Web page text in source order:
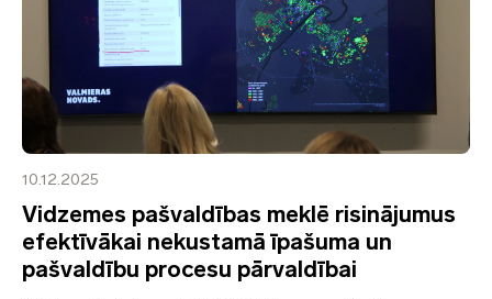
10.12.2025
Vidzemes pašvaldības meklē risinājumus
efektīvākai nekustamā īpašuma un
pašvaldību procesu pārvaldībai